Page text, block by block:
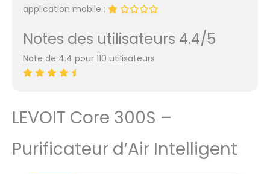
application mobile :
Notes des utilisateurs 4.4/5
Note de 4.4 pour 110 utilisateurs
LEVOIT Core 300S –
Purificateur d’Air Intelligent